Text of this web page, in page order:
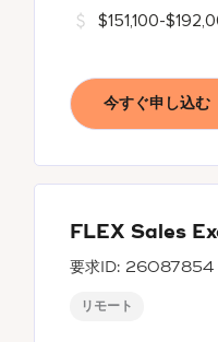
$151,100-
今すぐ申し込む
FLEX Sales
26087854
リモート